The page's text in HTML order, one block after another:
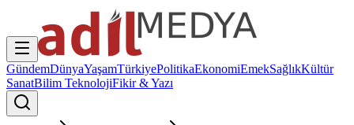
GündemDünyaYaşamTürkiyePolitikaEkonomiEmekSağlıkKültür
SanatBilim TeknolojiFikir & Yazı